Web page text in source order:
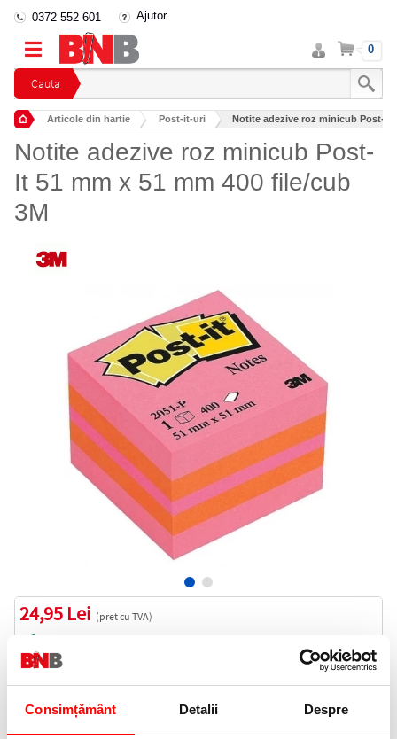
Consimțământ Detalii Despre
Cauta
0372 552 601 Ajutor
Intra
in
cont
Cos 0
Articole din hartie Post-it-uri Notite adezive roz minicub Post-It
Notite adezive roz minicub Post-
It 51 mm x 51 mm 400 file/cub
3M
24,95 Lei (pret cu TVA)
25 puncte de fidelitate
Cod produs:2051-P